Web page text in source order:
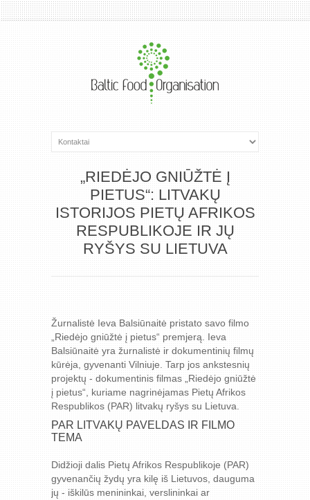
„RIEDĖJO GNIŪŽTĖ Į
PIETUS“: LITVAKŲ
ISTORIJOS PIETŲ AFRIKOS
RESPUBLIKOJE IR JŲ
RYŠYS SU LIETUVA
Žurnalistė Ieva Balsiūnaitė pristato savo filmo
„Riedėjo gniūžtė į pietus“ premjerą. Ieva
Balsiūnaitė yra žurnalistė ir dokumentinių filmų
kūrėja, gyvenanti Vilniuje. Tarp jos ankstesnių
projektų - dokumentinis filmas „Riedėjo gniūžtė
į pietus“, kuriame nagrinėjamas Pietų Afrikos
Respublikos (PAR) litvakų ryšys su Lietuva.
PAR LITVAKŲ PAVELDAS IR FILMO
TEMA
Didžioji dalis Pietų Afrikos Respublikoje (PAR)
gyvenančių žydų yra kilę iš Lietuvos, dauguma
jų - iškilūs menininkai, verslininkai ar